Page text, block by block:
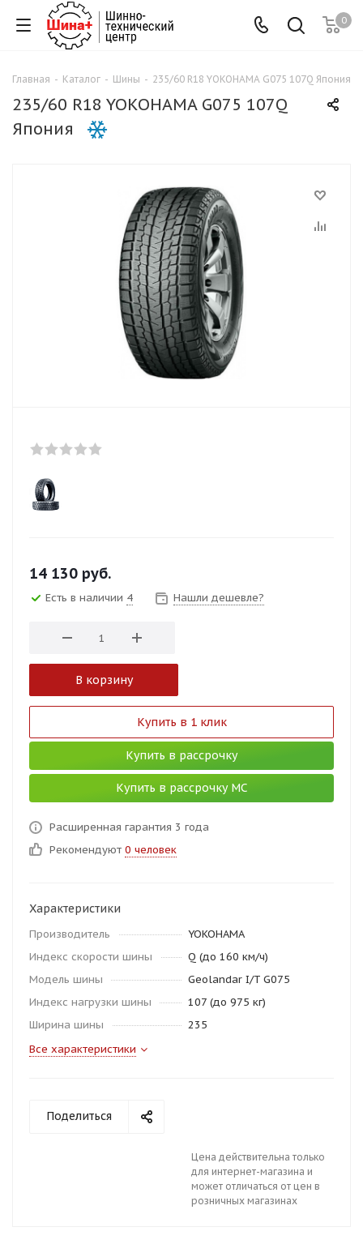
0
Главная - Каталог - Шины - 235/60 R18 YOKOHAMA G075 107Q Япония
235/60 R18 YOKOHAMA G075 107Q
Япония
14 130 руб.
Есть в наличии 4 Нашли дешевле?
В корзину
Купить в 1 клик
Купить в рассрочку
Купить в рассрочку МС
Расширенная гарантия 3 года
Рекомендуют 0 человек
Характеристики
Производитель
YOKOHAMA
Индекс скорости шины
Q (до 160 км/ч)
Модель шины
Geolandar I/T G075
Индекс нагрузки шины
107 (до 975 кг)
Ширина шины
235
Все характеристики
Поделиться
Цена действительна только
для интернет-магазина и
может отличаться от цен в
розничных магазинах